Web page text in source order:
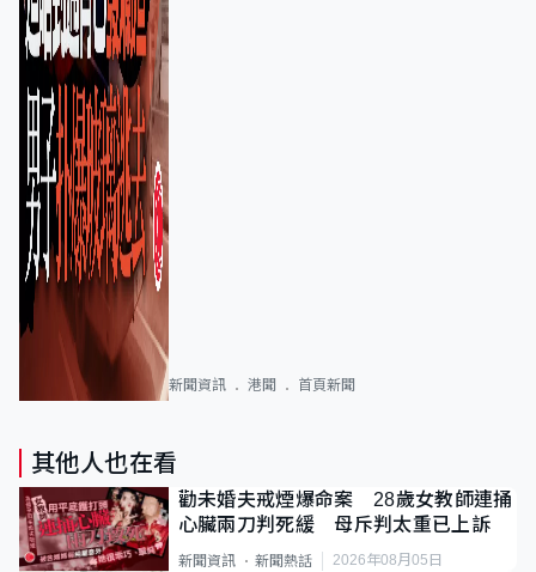
新聞資訊 港聞 首頁新聞
其他人也在看
勸未婚夫戒煙爆命案 28歲女教師連捅
心臟兩刀判死緩 母斥判太重已上訴
新聞資訊 新聞熱話 2026年08月05日